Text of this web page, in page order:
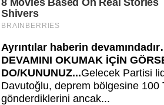
Ayrıntılar haberin
DEVAMINI OKUMAK İÇİN
DO/KUNUNUZ...Gelecek Partisi
Davutoğlu, deprem bölgesine 100
gönderdiklerini ancak...